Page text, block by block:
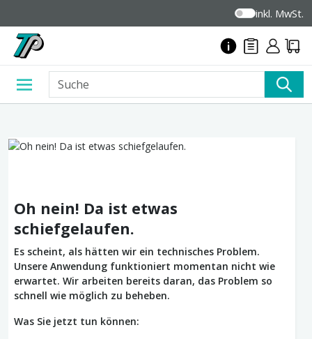
inkl. MwSt.
Oh nein! Da ist etwas
schiefgelaufen.
Es scheint, als hätten wir ein technisches Problem.
Unsere Anwendung funktioniert momentan nicht wie
erwartet. Wir arbeiten bereits daran, das Problem so
schnell wie möglich zu beheben.
Was Sie jetzt tun können: